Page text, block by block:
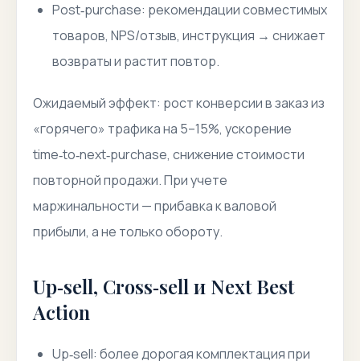
Post‑purchase: рекомендации совместимых
товаров, NPS/отзыв, инструкция → снижает
возвраты и растит повтор.
Ожидаемый эффект: рост конверсии в заказ из
«горячего» трафика на 5–15%, ускорение
time‑to‑next‑purchase, снижение стоимости
повторной продажи. При учете
маржинальности — прибавка к валовой
прибыли, а не только обороту.
Up‑sell, Cross‑sell и Next Best
Action
Up‑sell: более дорогая комплектация при